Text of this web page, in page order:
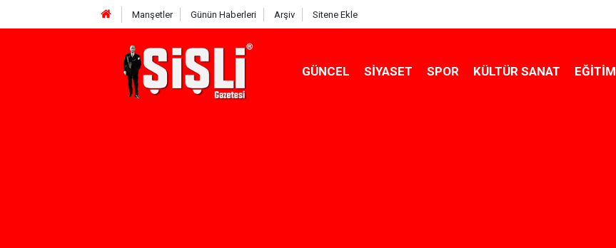
Manşetler Günün Haberleri Arşiv Sitene Ekle
GÜNCEL SIYASET SPOR KÜLTÜR SANAT EĞITIM